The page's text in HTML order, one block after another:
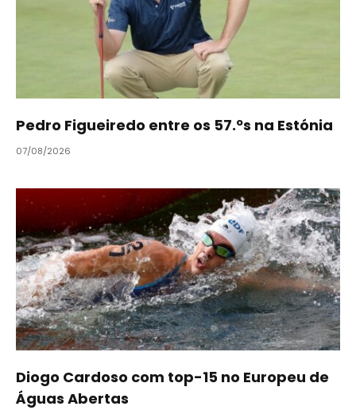
Pedro Figueiredo entre os 57.ºs na Estónia
07/08/2026
Diogo Cardoso com top-15 no Europeu de
Águas Abertas